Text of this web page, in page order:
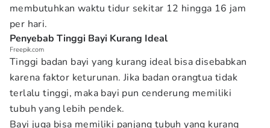
membutuhkan waktu tidur sekitar 12 hingga 16 jam
per hari.
Penyebab Tinggi Bayi Kurang Ideal
Freepik.com
Tinggi badan bayi yang kurang ideal bisa disebabkan
karena faktor keturunan. Jika badan orangtua tidak
terlalu tinggi, maka bayi pun cenderung memiliki
tubuh yang lebih pendek.
Bayi juga bisa memiliki panjang tubuh yang kurang